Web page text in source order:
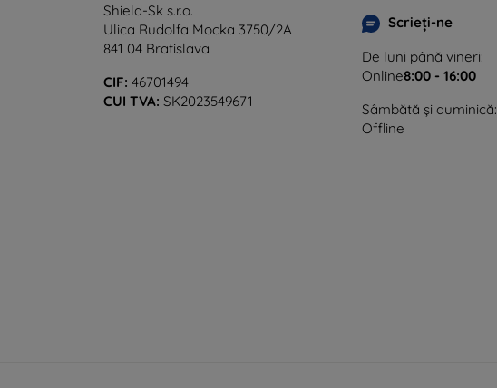
Shield-Sk s.r.o.
Ulica Rudolfa Mocka 3750/2A
841 04 Bratislava
CIF: 46701494
CUI TVA: SK2023549671
Scrieți-ne
De luni până vineri:
Online8:00 - 16:00
Sâmbătă și duminică:
Offline